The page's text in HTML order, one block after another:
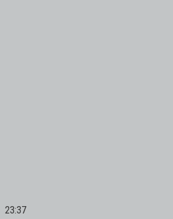
23:37